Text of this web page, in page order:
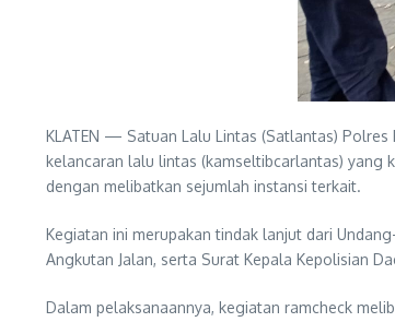
KLATEN — Satuan Lalu Lintas (Satlantas)
kelancaran lalu lintas (kamseltibcarlantas) yang
dengan melibatkan sejumlah instansi terkait.
Kegiatan ini merupakan tindak lanjut dari
Angkutan Jalan, serta Surat Kepala Kepolisian
Dalam pelaksanaannya, kegiatan ramcheck